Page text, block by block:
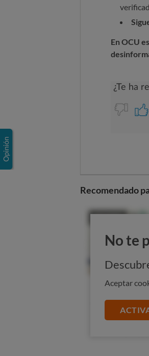
En OCU
Recomendado
No te
Aceptar